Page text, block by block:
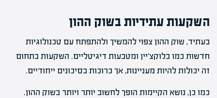
השקעות עתידיות בשוק ההון
בעתיד, שוק ההון צפוי להמשיך ולהתפתח עם טכנולוגיות
חדשות כמו בלוקצ'יין ומטבעות דיגיטליים. השקעות בתחום
זה יכולות להיות מעניינות, אך כרוכות בסיכונים ייחודיים.
כמו כן, נושא הקיימות הופך לחשוב יותר ויותר בשוק ההון.